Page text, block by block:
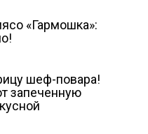
«Гармошка»:
шеф-повара!
запеченную